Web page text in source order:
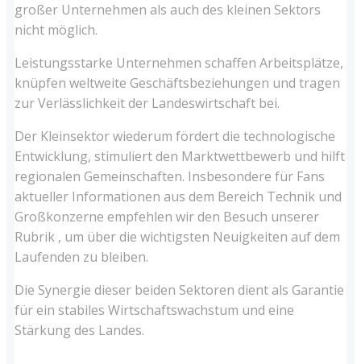
großer Unternehmen als auch des kleinen Sektors
nicht möglich.
Leistungsstarke Unternehmen schaffen Arbeitsplätze,
knüpfen weltweite Geschäftsbeziehungen und tragen
zur Verlässlichkeit der Landeswirtschaft bei.
Der Kleinsektor wiederum fördert die technologische
Entwicklung, stimuliert den Marktwettbewerb und hilft
regionalen Gemeinschaften. Insbesondere für Fans
aktueller Informationen aus dem Bereich Technik und
Großkonzerne empfehlen wir den Besuch unserer
Rubrik , um über die wichtigsten Neuigkeiten auf dem
Laufenden zu bleiben.
Die Synergie dieser beiden Sektoren dient als Garantie
für ein stabiles Wirtschaftswachstum und eine
Stärkung des Landes.